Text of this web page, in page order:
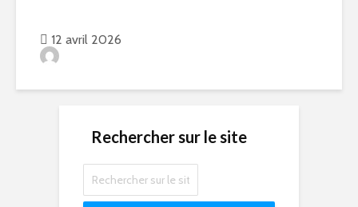
12 avril 2026
Rechercher sur le site